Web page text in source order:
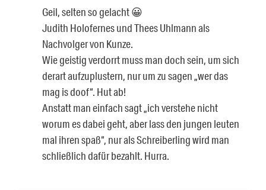
Geil, selten so gelacht 😀
Judith Holofernes und Thees Uhlmann als
Nachvolger von Kunze.
Wie geistig verdorrt muss man doch sein, um sich
derart aufzuplustern, nur um zu sagen „wer das
mag is doof“. Hut ab!
Anstatt man einfach sagt „ich verstehe nicht
worum es dabei geht, aber lass den jungen leuten
mal ihren spaß“, nur als Schreiberling wird man
schließlich dafür bezahlt. Hurra.